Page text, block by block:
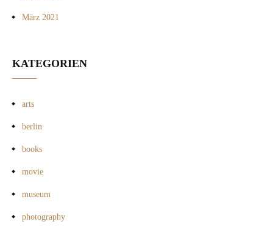
März 2021
KATEGORIEN
arts
berlin
books
movie
museum
photography